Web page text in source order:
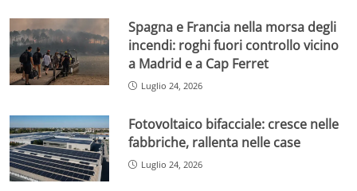
Spagna e Francia nella morsa degli
incendi: roghi fuori controllo vicino
a Madrid e a Cap Ferret
Luglio 24, 2026
Fotovoltaico bifacciale: cresce nelle
fabbriche, rallenta nelle case
Luglio 24, 2026